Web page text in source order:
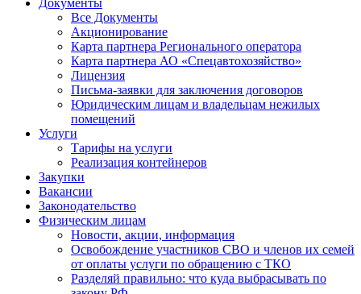
Все Документы
Акционирование
Карта партнера Регионального оператора
Карта партнера АО «Спецавтохозяйство»
Лицензия
Письма-заявки для заключения договоров
Юридическим лицам и владельцам нежилых
помещений
Услуги
Тарифы на услуги
Реализация контейнеров
Закупки
Вакансии
Законодательство
Физическим лицам
Новости, акции, информация
Освобождение участников СВО и членов их семей
от оплаты услуги по обращению с ТКО
Разделяй правильно: что куда выбрасывать по